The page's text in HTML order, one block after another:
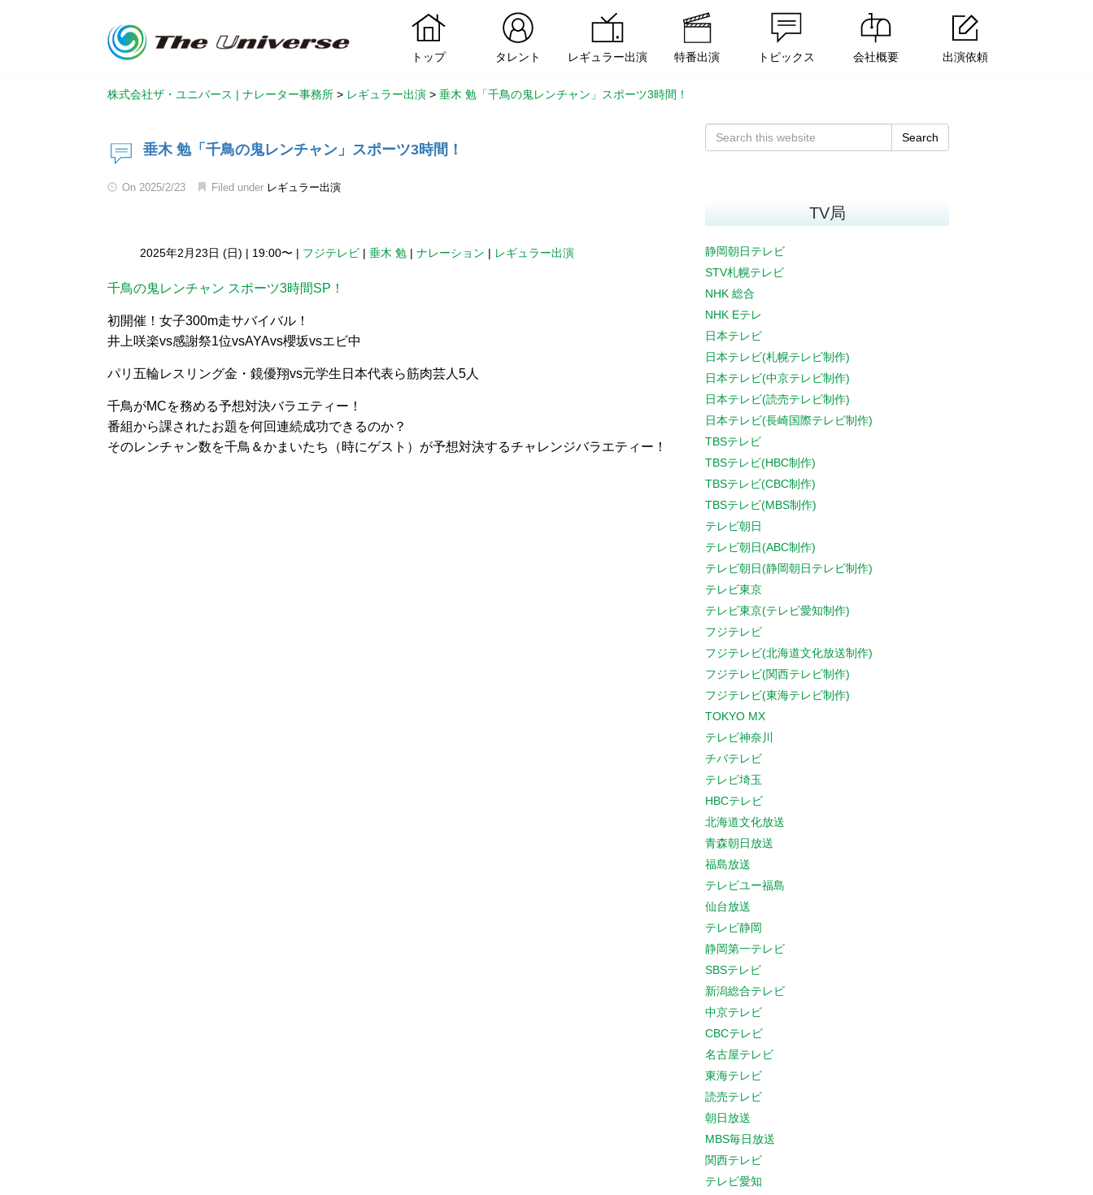
トップ タレント レギュラー出演 特番出演 トピックス 会社概要 出演依頼
株式会社ザ・ユニバース | ナレーター事務所 > レギュラー出演 > 垂木 勉「千鳥の鬼レンチャン」スポーツ3時間！
垂木 勉「千鳥の鬼レンチャン」スポーツ3時間！
On 2025/2/23 Filed under レギュラー出演
2025年2月23日 (日) | 19:00〜 | フジテレビ | 垂木 勉 | ナレーション | レギュラー出演
千鳥の鬼レンチャン スポーツ3時間SP！
初開催！女子300m走サバイバル！
井上咲楽vs感謝祭1位vsAYAvs櫻坂vsエビ中
パリ五輪レスリング金・鏡優翔vs元学生日本代表ら筋肉芸人5人
千鳥がMCを務める予想対決バラエティー！
番組から課されたお題を何回連続成功できるのか？
そのレンチャン数を千鳥＆かまいたち（時にゲスト）が予想対決するチャレンジバラエティー！
Search
TV局
静岡朝日テレビ
STV札幌テレビ
NHK 総合
NHK Eテレ
日本テレビ
日本テレビ(札幌テレビ制作)
日本テレビ(中京テレビ制作)
日本テレビ(読売テレビ制作)
日本テレビ(長崎国際テレビ制作)
TBSテレビ
TBSテレビ(HBC制作)
TBSテレビ(CBC制作)
TBSテレビ(MBS制作)
テレビ朝日
テレビ朝日(ABC制作)
テレビ朝日(静岡朝日テレビ制作)
テレビ東京
テレビ東京(テレビ愛知制作)
フジテレビ
フジテレビ(北海道文化放送制作)
フジテレビ(関西テレビ制作)
フジテレビ(東海テレビ制作)
TOKYO MX
テレビ神奈川
チバテレビ
テレビ埼玉
HBCテレビ
北海道文化放送
青森朝日放送
福島放送
テレビユー福島
仙台放送
テレビ静岡
静岡第一テレビ
SBSテレビ
新潟総合テレビ
中京テレビ
CBCテレビ
名古屋テレビ
東海テレビ
読売テレビ
朝日放送
MBS毎日放送
関西テレビ
テレビ愛知